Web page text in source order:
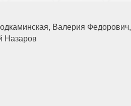
Валерия Федорович,
Назаров